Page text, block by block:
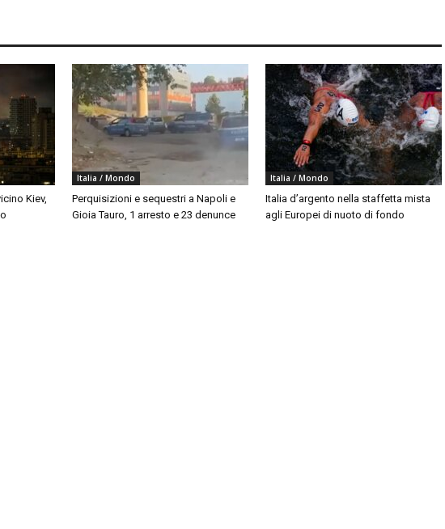
Kiev,
Italia / Mondo
Perquisizioni e sequestri a Napoli e
Gioia Tauro, 1 arresto e 23 denunce
Italia / Mondo
Italia d’argento nella staffetta mista
agli Europei di nuoto di fondo